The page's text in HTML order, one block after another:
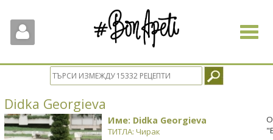
Toggle
Didka Georgieva
Име: Didka Georgieva
ТИТЛА: Чирак